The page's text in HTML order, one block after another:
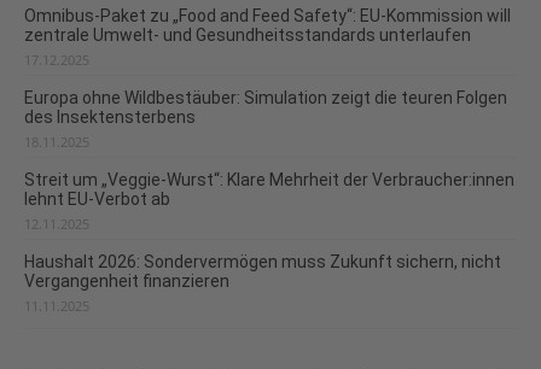
Omnibus-Paket zu „Food and Feed Safety“: EU-Kommission will
zentrale Umwelt- und Gesundheitsstandards unterlaufen
17.12.2025
Europa ohne Wildbestäuber: Simulation zeigt die teuren Folgen
des Insektensterbens
18.11.2025
Streit um „Veggie-Wurst“: Klare Mehrheit der Verbraucher:innen
lehnt EU-Verbot ab
12.11.2025
Haushalt 2026: Sondervermögen muss Zukunft sichern, nicht
Vergangenheit finanzieren
11.11.2025